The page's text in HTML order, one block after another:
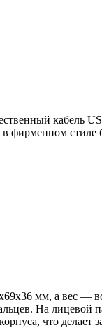
кабель
фирменном стиле
мм, а вес —
На лицевой
что делает